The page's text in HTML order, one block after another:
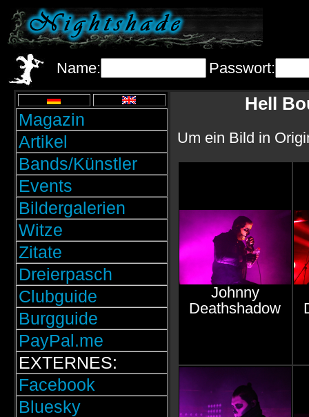
Name: Passwort:
Magazin
Artikel
Bands/Künstler
Events
Bildergalerien
Witze
Zitate
Dreierpasch
Clubguide
Burgguide
PayPal.me
EXTERNES:
Facebook
Bluesky
Hell
Um ein Bild in
Johnny
Deathshadow